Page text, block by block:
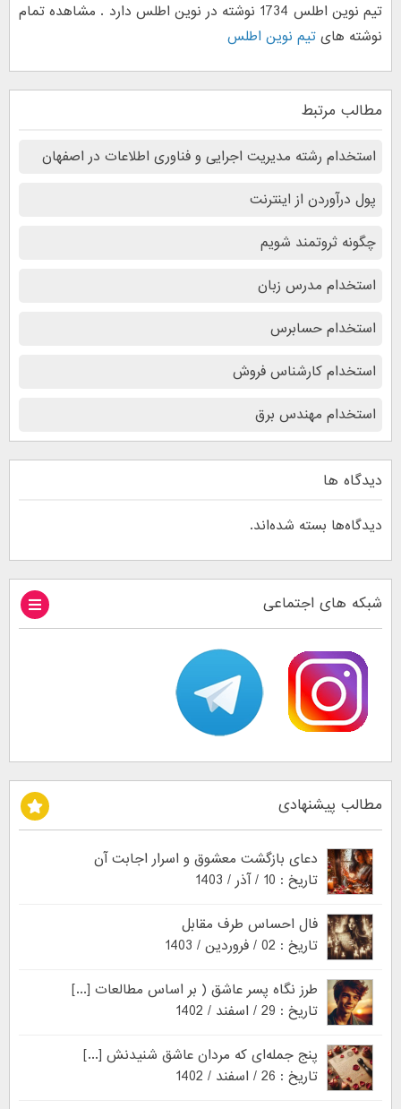
تیم نوین اطلس 1734 نوشته در نوین اطلس دارد . مشاهده تمام
نوشته های تیم نوین اطلس
مطالب مرتبط
استخدام رشته مدیریت اجرایی و فناوری اطلاعات در اصفهان
پول درآوردن از اینترنت
چگونه ثروتمند شویم
استخدام مدرس زبان
استخدام حسابرس
استخدام کارشناس فروش
استخدام مهندس برق
دیدگاه ها
دیدگاه‌ها بسته شده‌اند.
شبکه های اجتماعی
مطالب پیشنهادی
دعای بازگشت معشوق و اسرار اجابت آن
تاریخ : 10 / آذر / 1403
فال احساس طرف مقابل
تاریخ : 02 / فروردین / 1403
طرز نگاه پسر عاشق ( بر اساس مطالعات [...]
تاریخ : 29 / اسفند / 1402
پنج جمله‌ای که مردان عاشق شنیدنش [...]
تاریخ : 26 / اسفند / 1402